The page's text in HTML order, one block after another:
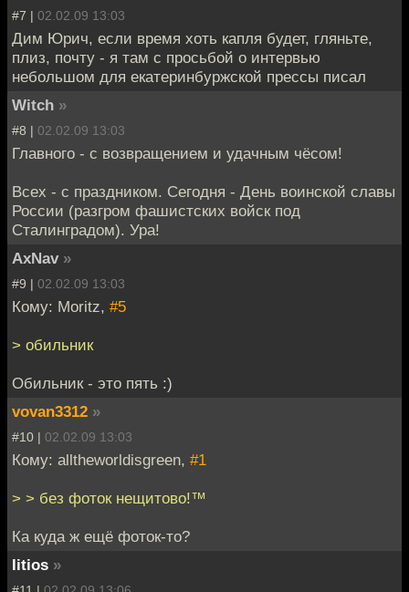
#7 | 02.02.09 13:03
Дим Юрич, если время хоть капля будет, гляньте,
плиз, почту - я там с просьбой о интервью
небольшом для екатеринбуржской прессы писал
Witch »
#8 | 02.02.09 13:03
Главного - с возвращением и удачным чёсом!
Всех - с праздником. Сегодня - День воинской славы
России (разгром фашистских войск под
Сталинградом). Ура!
AxNav »
#9 | 02.02.09 13:03
Кому: Moritz, #5
> обильник
Обильник - это пять :)
vovan3312 »
#10 | 02.02.09 13:03
Кому: alltheworldisgreen, #1
> > без фоток нещитово!™
Ка куда ж ещё фоток-то?
litios »